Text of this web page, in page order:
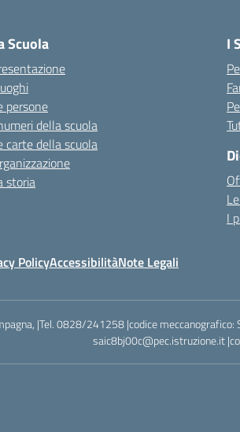
Scuola
persone
della scuola
carte della scuola
storia
I
I
PolicyAccessibilitàNote Legali
|Tel. 0828/241258 |codice
saic8bj00c@pec.istruzione.it